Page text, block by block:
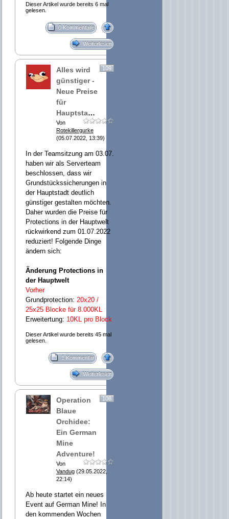
Dieser Artikel wurde bereits 6 mal
gelesen.
0 Kommentare
Weiterlesen
109
Alles wird
günstiger -
Neue Preise
für
Hauptstadtgrundstücke
Von
Rotekillergurke
(05.07.2022, 13:39)
In der Teamsitzung am 03.07.
haben wir als Serverteam
beschlossen, dass wir
Grundstückssicherungen in
der Hauptstadt deutlich
günstiger gestalten möchten.
Daher wurden die Preise für
Protections in der Hauptwelt
rückwirkend zum 01.07.2022
reduziert! Folgende Dinge
ändern sich:
Änderung Protections in
der Hauptwelt
Vorher
Grundprotection: 20x20 /
25x25 Blocke für 8.000KL
Erweitertung: 10KL pro Block
Dieser Artikel wurde bereits 45 mal
gelesen.
1 Kommentar
Weiterlesen
108
Operation
Blaue
Orchidee:
Ein German
Mine
Adventure!
Von
Vandug (29.05.2022,
22:14)
Ab heute startet ein neues
Event auf German Mine! In
den kommenden Wochen